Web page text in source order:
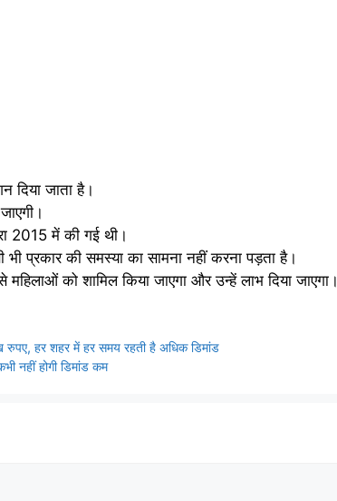
जाता है।
2015 में की गई थी।
प्रकार की समस्या का सामना नहीं करना पड़ता है।
को शामिल किया जाएगा और उन्हें लाभ दिया जाएगा।
हर शहर में हर समय रहती है अधिक डिमांड
नहीं होगी डिमांड कम